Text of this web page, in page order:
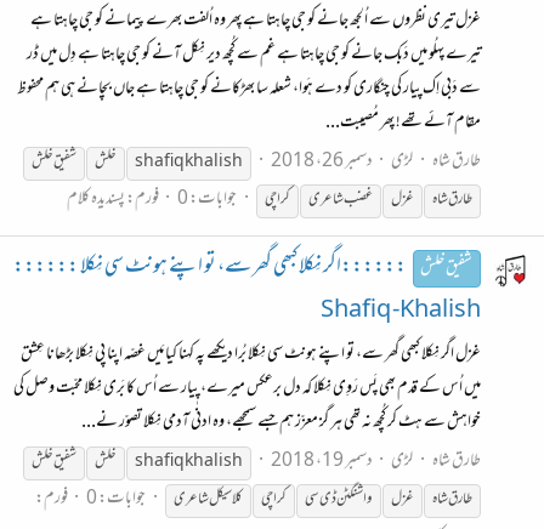
غزل تیری نظروں سے اُلجھ جانے کو جی چاہتا ہے پِھر وہ اُلفت بھرے پیمانے کو جی چاہتا ہے
تیرے پہلُو میں دَبک جانے کو جی چاہتا ہے غم سے کُچھ دیر نِکل آنے کو جی چاہتا ہے دِل میں ڈر
سے دَبی اِک پیار کی چنگاری کو دے ہَوا، شعلہ سا بھڑکانے کو جی چاہتا ہے جاں بچانے ہی ہم محفوظ
مقام آئے تھے! پھر مُصیبت...
طارق شاہ
لڑی دسمبر 26، 2018 shafiq khalish خلش شفیقخلش
طارق شاہ
غزل غضب شاعری کراچی جوابات: 0 فورم:پسندیدہ کلام
شفیق خلش ::::::اگر نِکلا کبھی گھر سے، تو اپنے ہونٹ سی نِکلا ::::::
Shafiq -Khalish
غزل اگر نِکلا کبھی گھر سے، تو اپنے ہونٹ سی نِکلا بُرا دیکھے پہ کہنا کیا مَیں غصّہ اپنا پی نِکلا بڑھانا عِشق
میں اُس کے قدم بھی پَس رَوِی نِکلا کہ دل برعکس میرے، پیار سے اُس کا بَری نِکلا محبّت وصل کی
خواہش سے ہٹ کر کُچھ نہ تھی ہر گز معزّز ہم جسے سمجھے، وہ ادنٰی آدمی نِکلا تصوّر نے...
طارق شاہ
لڑی دسمبر 19، 2018 shafiq khalish خلش شفیقخلش
طارق شاہ
غزل واشنگٹن ڈی سی کراچی کلاسیکل شاعری جوابات: 0
فورم: